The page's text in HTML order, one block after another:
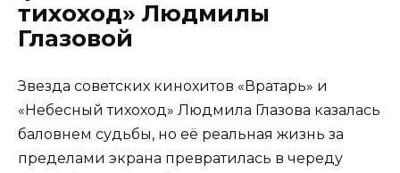
тихоход» Людмилы
Глазовой
Звезда советских кинохитов «Вратарь» и
«Небесный тихоход» Людмила Глазова казалась
баловнем судьбы, но её реальная жизнь за
пределами экрана превратилась в череду